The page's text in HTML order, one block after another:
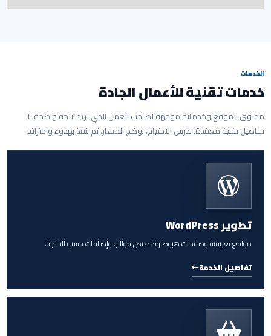
الخدمات
خدمات تقنية للأعمال الجادة
محتوى الموقع وخدماته موجهة لصاحب العمل الذي يريد نتيجة واضحة لا
تفاصيل تقنية معقدة. ندرس الاحتياج، نوضح المسار، ثم ننفذ بهدوء واحتراف.
تطوير WordPress
مواقع تعريفية وصفحات هبوط وتخصيص قوالب وإضافات حسب الحاجة.
تفاصيل الخدمة